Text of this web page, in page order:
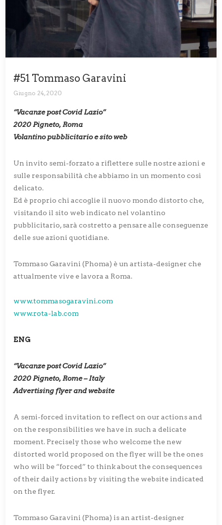
#51 Tommaso Garavini
Giugno 24, 2020
“Vacanze post Covid Lazio”
2020 Pigneto, Roma
Volantino pubblicitario e sito web
Un invito semi-forzato a riflettere sulle nostre azioni e
sulle responsabilità che abbiamo in un momento così
delicato.
Ed è proprio chi accoglie il nuovo mondo distorto che,
visitando il sito web indicato nel volantino
pubblicitario, sarà costretto a pensare alle conseguenze
delle sue azioni quotidiane.
Tommaso Garavini (Phoma) è un artista-designer che
attualmente vive e lavora a Roma.
www.tommasogaravini.com
www.rota-lab.com
ENG
“Vacanze post Covid Lazio”
2020 Pigneto, Rome – Italy
Advertising flyer and website
A semi-forced invitation to reflect on our actions and
on the responsibilities we have in such a delicate
moment. Precisely those who welcome the new
distorted world proposed on the flyer will be the ones
who will be “forced” to think about the consequences
of their daily actions by visiting the website indicated
on the flyer.
Tommaso Garavini (Phoma) is an artist-designer